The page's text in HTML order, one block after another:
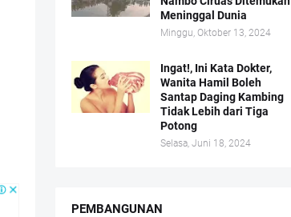
Meninggal Dunia
Minggu, Oktober 13, 2024
Ingat!, Ini Kata Dokter,
Wanita Hamil Boleh
Santap Daging Kambing
Tidak Lebih dari Tiga
Potong
Selasa, Juni 18, 2024
PEMBANGUNAN